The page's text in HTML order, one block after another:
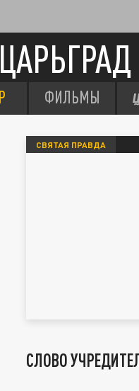
ЦАРЬГРАД
ФИЛЬМЫ
СВЯТАЯ ПРАВДА
СЛОВО